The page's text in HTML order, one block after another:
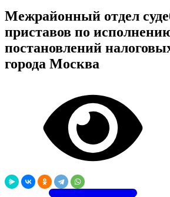
Межрайонный отдел
приставов по
постановлений
города Москва